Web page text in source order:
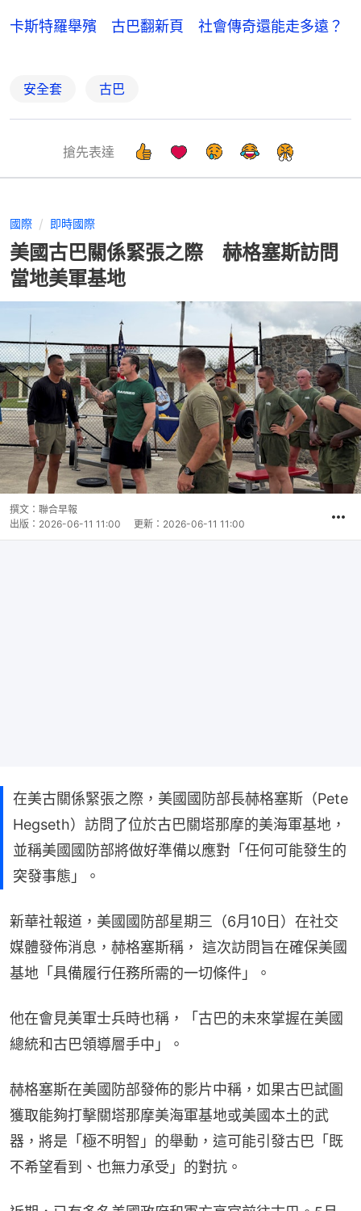
卡斯特羅舉殯 古巴翻新頁 社會傳奇還能走多遠？
安全套 古巴
搶先表達
國際 即時國際
美國古巴關係緊張之際 赫格塞斯訪問
當地美軍基地
撰文： 聯合早報
出版： 2026-06-11 11:00 更新： 2026-06-11 11:00
在美古關係緊張之際，美國國防部長赫格塞斯（Pete
Hegseth）訪問了位於古巴關塔那摩的美海軍基地，
並稱美國國防部將做好準備以應對「任何可能發生的
突發事態」。
新華社報道，美國國防部星期三（6月10日）在社交
媒體發佈消息，赫格塞斯稱， 這次訪問旨在確保美國
基地「具備履行任務所需的一切條件」。
他在會見美軍士兵時也稱，「古巴的未來掌握在美國
總統和古巴領導層手中」。
赫格塞斯在美國防部發佈的影片中稱，如果古巴試圖
獲取能夠打擊關塔那摩美海軍基地或美國本土的武
器，將是「極不明智」的舉動，這可能引發古巴「既
不希望看到、也無力承受」的對抗。